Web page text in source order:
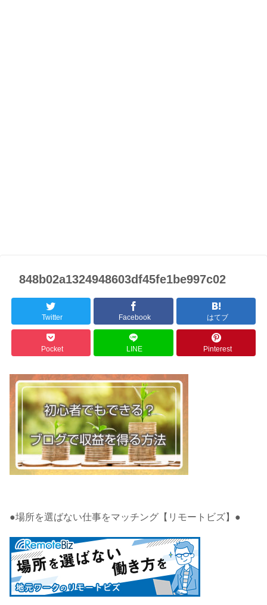
848b02a1324948603df45fe1be997c02
Twitter Facebook はてブ
Pocket LINE Pinterest
●場所を選ばない仕事をマッチング【リモートビズ】●